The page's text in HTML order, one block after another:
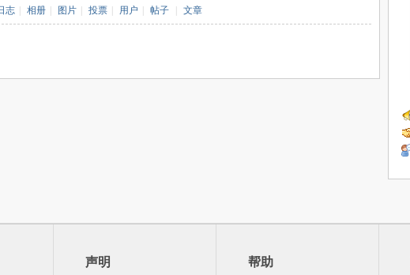
志 相册 图片 投票 用户 帖子 文章
声明 帮助